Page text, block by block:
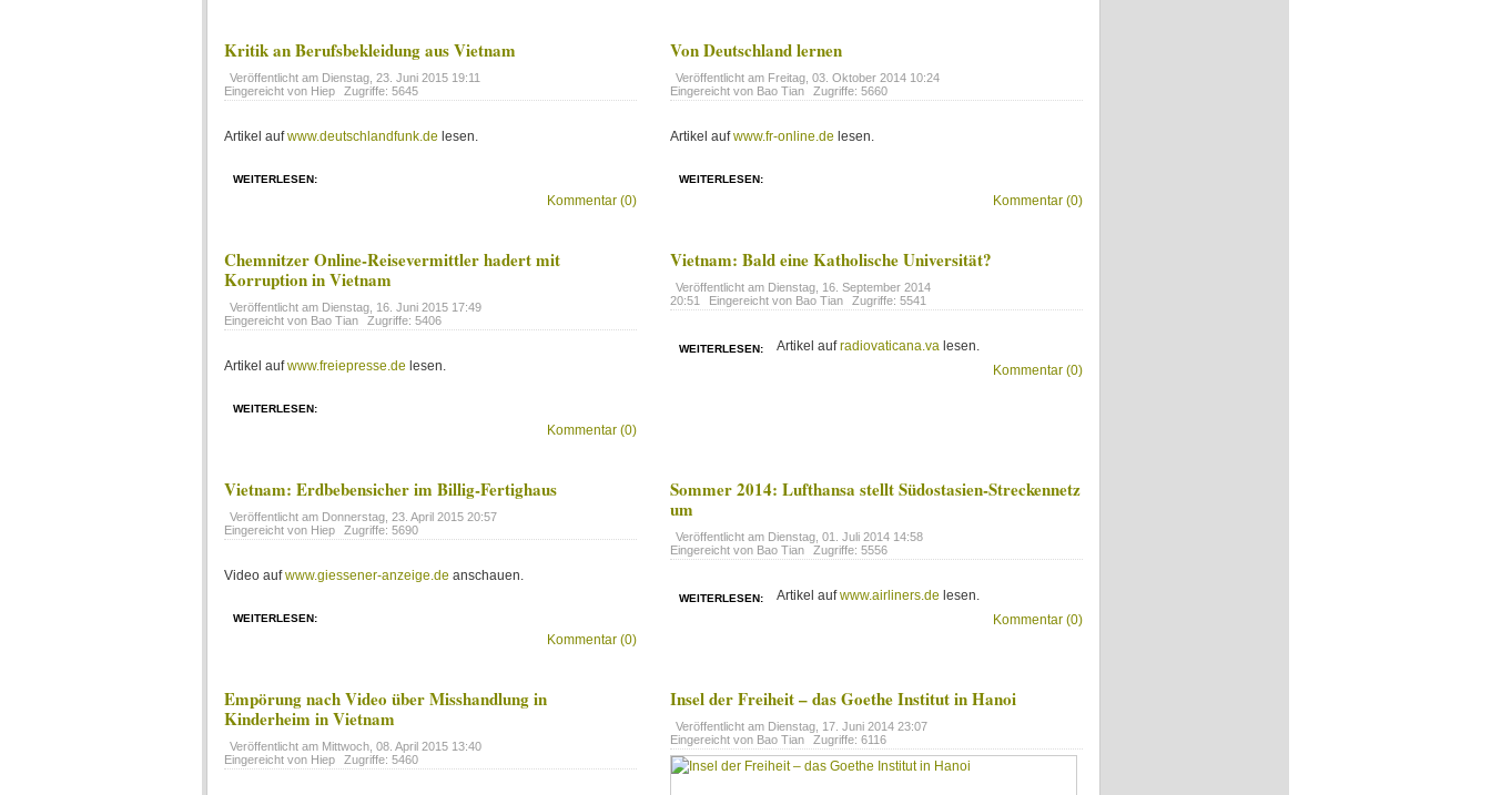
Kritik an Berufsbekleidung aus Vietnam
Veröffentlicht am Dienstag, 23. Juni 2015 19:11
Eingereicht von Hiep
Zugriffe: 5645
Artikel aufwww.deutschlandfunk.de lesen.
WEITERLESEN:
Kommentar (0)
Von Deutschland lernen
Veröffentlicht am Freitag, 03. Oktober 2014 10:24
Eingereicht von Bao Tian
Zugriffe: 5660
Artikel aufwww.fr-online.de lesen.
WEITERLESEN:
Kommentar (0)
Chemnitzer Online-Reisevermittler hadert mit
Korruption in Vietnam
Veröffentlicht am Dienstag, 16. Juni 2015 17:49
Eingereicht von Bao Tian
Zugriffe: 5406
Artikel aufwww.freiepresse.de lesen.
WEITERLESEN:
Kommentar (0)
Vietnam: Bald eine Katholische Universität?
Veröffentlicht am Dienstag, 16. September 2014
20:51
Eingereicht von Bao Tian Zugriffe: 5541
Artikel aufradiovaticana.va lesen.
WEITERLESEN:
Kommentar (0)
Vietnam: Erdbebensicher im Billig-Fertighaus
Veröffentlicht am Donnerstag, 23. April 2015 20:57
Eingereicht von Hiep
Zugriffe: 5690
Video aufwww.giessener-anzeige.de anschauen.
WEITERLESEN:
Kommentar (0)
Sommer 2014: Lufthansa stellt Südostasien-Streckennetz
um
Veröffentlicht am Dienstag, 01. Juli 2014 14:58
Eingereicht von Bao Tian
Zugriffe: 5556
Artikel aufwww.airliners.de lesen.
WEITERLESEN:
Kommentar (0)
Empörung nach Video über Misshandlung in
Kinderheim in Vietnam
Veröffentlicht am Mittwoch, 08. April 2015 13:40
Eingereicht von Hiep
Zugriffe: 5460
Insel der Freiheit – das Goethe Institut in Hanoi
Veröffentlicht am Dienstag, 17. Juni 2014 23:07
Eingereicht von Bao Tian
Zugriffe: 6116